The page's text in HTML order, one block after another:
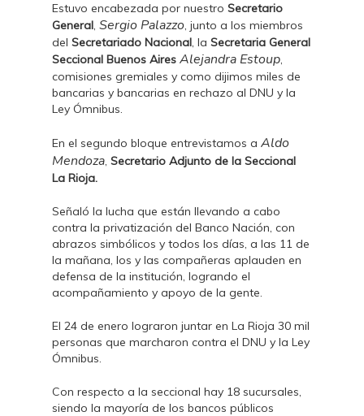
Estuvo encabezada por nuestroSecretario
General,Sergio Palazzo, junto a los miembros
delSecretariado Nacional, laSecretaria General
Seccional Buenos Aires Alejandra Estoup,
comisiones gremiales y como dijimos miles de
bancarias y bancarias en rechazo al DNU y la
Ley Ómnibus.
En el segundo bloque entrevistamos aAldo
Mendoza,Secretario Adjunto de la Seccional
La Rioja.
Señaló la lucha que están llevando a cabo
contra la privatización del Banco Nación, con
abrazos simbólicos y todos los días, a las 11 de
la mañana, los y las compañeras aplauden en
defensa de la institución, logrando el
acompañamiento y apoyo de la gente.
El 24 de enero lograron juntar en La Rioja 30 mil
personas que marcharon contra el DNU y la Ley
Ómnibus.
Con respecto a la seccional hay 18 sucursales,
siendo la mayoría de los bancos públicos